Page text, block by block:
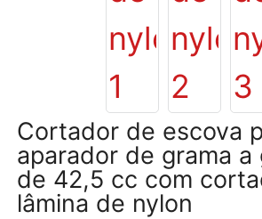
Cortador de escova
aparador de grama a
de 42,5 cc com
lâmina de nylon